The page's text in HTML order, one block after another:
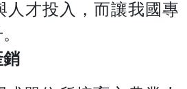
人才投入，而讓我國專
銷